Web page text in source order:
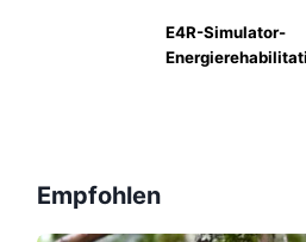
E4R-Simulator-
Empfohlen